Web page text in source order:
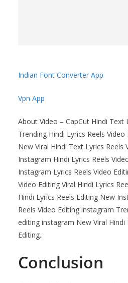
Indian Font Converter App
Vpn App
About Video – CapCut Hindi Text
Trending Hindi Lyrics Reels
New Viral Hindi Text Lyrics Reels
Instagram Hindi Lyrics Reels
Instagram Lyrics Reels Video
Video Editing Viral Hindi Lyrics
Hindi Lyrics Reels Editing New
Reels Video Editing instagram
editing instagram New Viral Hindi
Editing..
Conclusion